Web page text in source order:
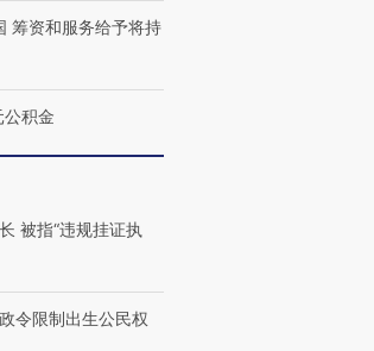
筹资和服务给予将持
公积金
被指“违规挂证执
令限制出生公民权